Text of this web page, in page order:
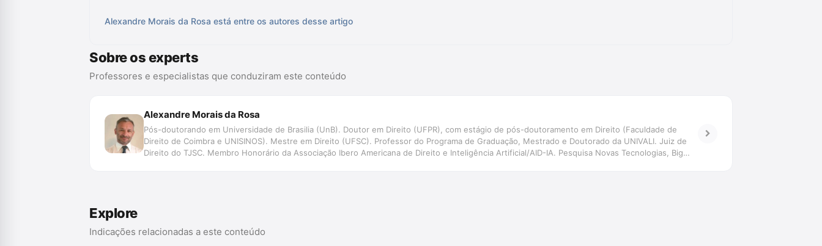
Alexandre Morais da Rosa está entre os autores desse artigo
Sobre os experts
Professores e especialistas que conduziram este conteúdo
Alexandre Morais da Rosa
Pós-doutorando em Universidade de Brasilia (UnB). Doutor em Direito (UFPR), com estágio de pós-doutoramento em Direito (Faculdade de
Direito de Coimbra e UNISINOS). Mestre em Direito (UFSC). Professor do Programa de Graduação, Mestrado e Doutorado da UNIVALI. Juiz de
Direito do TJSC. Membro Honorário da Associação Ibero Americana de Direito e Inteligência Artificial/AID-IA. Pesquisa Novas Tecnologias, Big
Explore
Indicações relacionadas a este conteúdo